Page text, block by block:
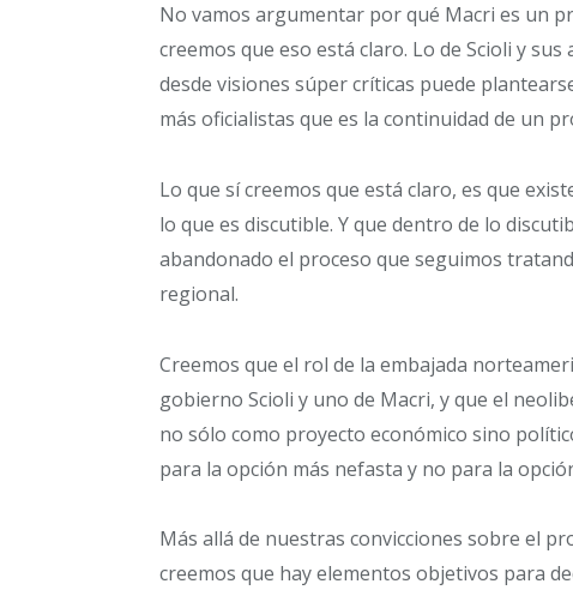
No vamos argumentar por qué Macri es un
creemos que eso está claro. Lo de Scioli y
desde visiones súper críticas puede
más oficialistas que es la continuidad de un
Lo que sí creemos que está claro, es que
lo que es discutible. Y que dentro de lo
abandonado el proceso que seguimos
regional.
Creemos que el rol de la embajada
gobierno Scioli y uno de Macri, y que el
no sólo como proyecto económico sino
para la opción más nefasta y no para la
Más allá de nuestras convicciones sobre el
creemos que hay elementos objetivos para